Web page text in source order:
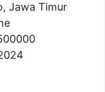
Jawa Timur